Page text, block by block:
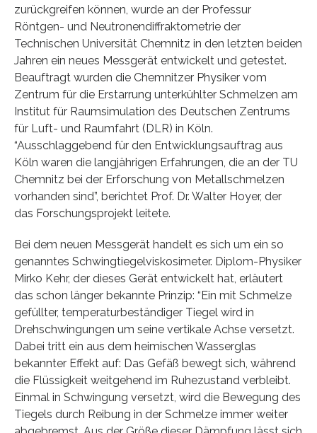
zurückgreifen können, wurde an der Professur
Röntgen- und Neutronendiffraktometrie der
Technischen Universität Chemnitz in den letzten beiden
Jahren ein neues Messgerät entwickelt und getestet.
Beauftragt wurden die Chemnitzer Physiker vom
Zentrum für die Erstarrung unterkühlter Schmelzen am
Institut für Raumsimulation des Deutschen Zentrums
für Luft- und Raumfahrt (DLR) in Köln.
“Ausschlaggebend für den Entwicklungsauftrag aus
Köln waren die langjährigen Erfahrungen, die an der TU
Chemnitz bei der Erforschung von Metallschmelzen
vorhanden sind”, berichtet Prof. Dr. Walter Hoyer, der
das Forschungsprojekt leitete.
Bei dem neuen Messgerät handelt es sich um ein so
genanntes Schwingtiegelviskosimeter. Diplom-Physiker
Mirko Kehr, der dieses Gerät entwickelt hat, erläutert
das schon länger bekannte Prinzip: “Ein mit Schmelze
gefüllter, temperaturbeständiger Tiegel wird in
Drehschwingungen um seine vertikale Achse versetzt.
Dabei tritt ein aus dem heimischen Wasserglas
bekannter Effekt auf: Das Gefäß bewegt sich, während
die Flüssigkeit weitgehend im Ruhezustand verbleibt.
Einmal in Schwingung versetzt, wird die Bewegung des
Tiegels durch Reibung in der Schmelze immer weiter